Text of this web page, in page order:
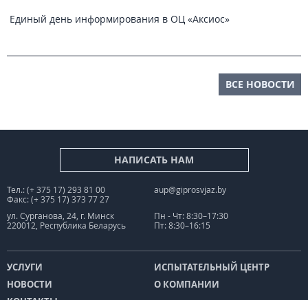
Единый день информирования в ОЦ «Аксиос»
ВСЕ НОВОСТИ
НАПИСАТЬ НАМ
Тел.: (+ 375 17) 293 81 00
Факс: (+ 375 17) 373 77 27
aup@giprosvjaz.by
ул. Сурганова, 24, г. Минск
220012, Республика Беларусь
Пн - Чт: 8:30–17:30
Пт: 8:30–16:15
УСЛУГИ
ИСПЫТАТЕЛЬНЫЙ ЦЕНТР
НОВОСТИ
О КОМПАНИИ